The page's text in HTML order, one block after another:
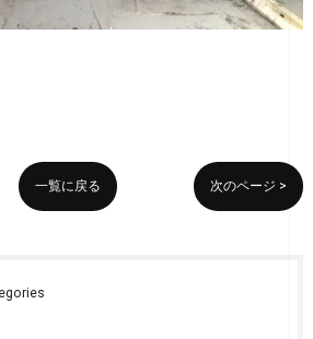
一覧に戻る 次のページ >